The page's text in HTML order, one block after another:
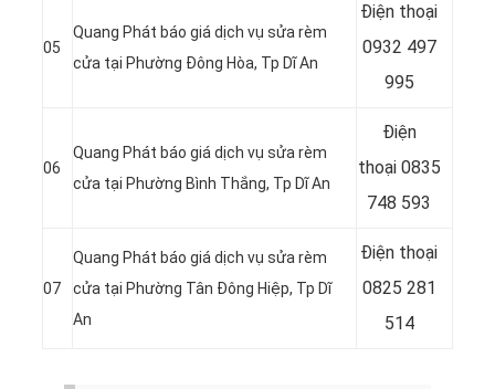
05
Quang Phát báo giá dịch vụ sửa rèm
cửa tại Phường Đông Hòa, Tp Dĩ An
Điện thoại
0932 497
995
06
Quang Phát báo giá dịch vụ sửa rèm
cửa tại Phường Bình Thắng, Tp Dĩ An
Điện
thoại0835
748 593
07
Quang Phát báo giá dịch vụ sửa rèm
cửa tại Phường Tân Đông Hiệp, Tp Dĩ
An
Điện thoại
0825 281
514